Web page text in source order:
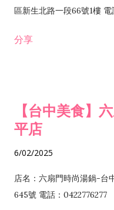
區新生北路一段66號1樓 電
分享
【台中美食】
平店
6/02/2025
店名：六扇門時尚湯鍋-台
645號 電話：0422776277